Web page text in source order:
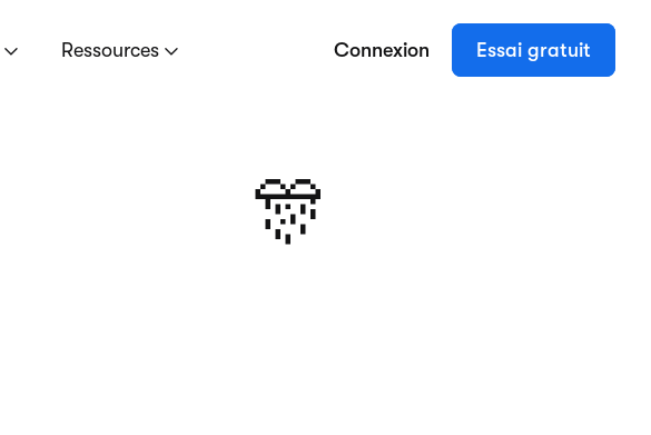
Ressources Connexion Essai gratuit
🎊